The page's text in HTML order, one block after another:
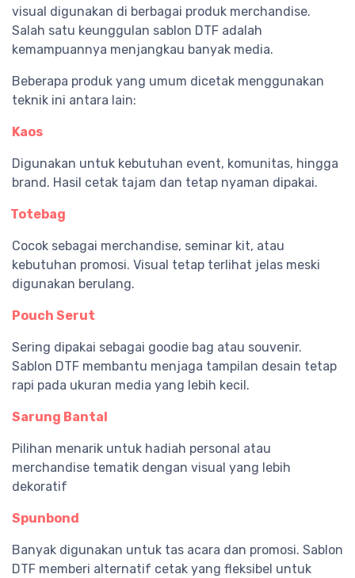
visual digunakan di berbagai produk merchandise.
Salah satu keunggulan sablon DTF adalah
kemampuannya menjangkau banyak media.
Beberapa produk yang umum dicetak menggunakan
teknik ini antara lain:
Kaos
Digunakan untuk kebutuhan event, komunitas, hingga
brand. Hasil cetak tajam dan tetap nyaman dipakai.
Totebag
Cocok sebagai merchandise, seminar kit, atau
kebutuhan promosi. Visual tetap terlihat jelas meski
digunakan berulang.
Pouch Serut
Sering dipakai sebagai goodie bag atau souvenir.
Sablon DTF membantu menjaga tampilan desain tetap
rapi pada ukuran media yang lebih kecil.
Sarung Bantal
Pilihan menarik untuk hadiah personal atau
merchandise tematik dengan visual yang lebih
dekoratif
Spunbond
Banyak digunakan untuk tas acara dan promosi. Sablon
DTF memberi alternatif cetak yang fleksibel untuk